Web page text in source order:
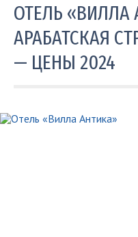
ОТЕЛЬ «ВИЛЛА
АРАБАТСКАЯ
— ЦЕНЫ 2024